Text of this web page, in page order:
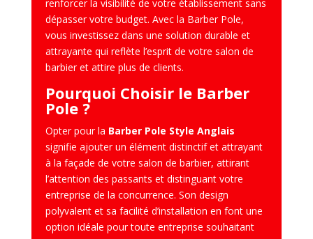
renforcer la visibilité de votre établissement sans
dépasser votre budget. Avec la Barber Pole,
vous investissez dans une solution durable et
attrayante qui reflète l’esprit de votre salon de
barbier et attire plus de clients.
Pourquoi Choisir le Barber
Pole ?
Opter pour la Barber Pole Style Anglais
signifie ajouter un élément distinctif et attrayant
à la façade de votre salon de barbier, attirant
l’attention des passants et distinguant votre
entreprise de la concurrence. Son design
polyvalent et sa facilité d’installation en font une
option idéale pour toute entreprise souhaitant